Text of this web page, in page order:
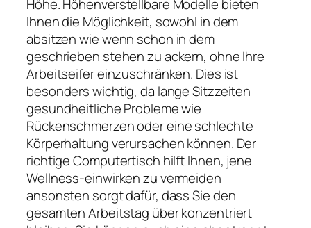
Höhe. Höhenverstellbare Modelle bieten
Ihnen die Möglichkeit, sowohl in dem
absitzen wie wenn schon in dem
geschrieben stehen zu ackern, ohne Ihre
Arbeitseifer einzuschränken. Dies ist
besonders wichtig, da lange Sitzzeiten
gesundheitliche Probleme wie
Rückenschmerzen oder eine schlechte
Körperhaltung verursachen können. Der
richtige Computertisch hilft Ihnen, jene
Wellness-einwirken zu vermeiden
ansonsten sorgt dafür, dass Sie den
gesamten Arbeitstag über konzentriert